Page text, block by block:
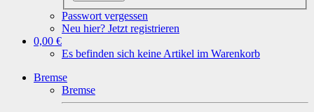
Passwort vergessen
Neu hier? Jetzt registrieren
0,00 €
Es befinden sich keine Artikel im Warenkorb
Bremse
Bremse